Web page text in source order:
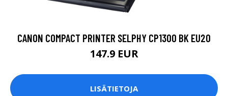
CANON COMPACT PRINTER SELPHY CP1300 BK EU20
147.9 EUR
LISÄTIETOJA